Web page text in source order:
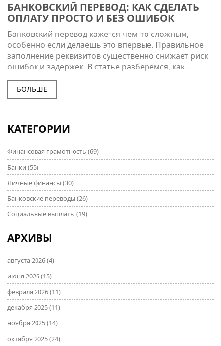
БАНКОВСКИЙ ПЕРЕВОД: КАК СДЕЛАТЬ
ОПЛАТУ ПРОСТО И БЕЗ ОШИБОК
Банковский перевод кажется чем-то сложным,
особенно если делаешь это впервые. Правильное
заполнение реквизитов существенно снижает риск
ошибок и задержек. В статье разберёмся, как
просто и безопасно отправить деньги через банк.
Тут вы найдете пошаговую инструкцию, узнаете про
комиссии и сроки, а также получите полезные
БОЛЬШЕ
КАТЕГОРИИ
Финансовая грамотность (69)
Банки (55)
Личные финансы (30)
Банковские переводы (26)
Социальные выплаты (19)
АРХИВЫ
августа 2026(4)
июня 2026(15)
февраля 2026(11)
декабря 2025(11)
ноября 2025(14)
октября 2025(24)